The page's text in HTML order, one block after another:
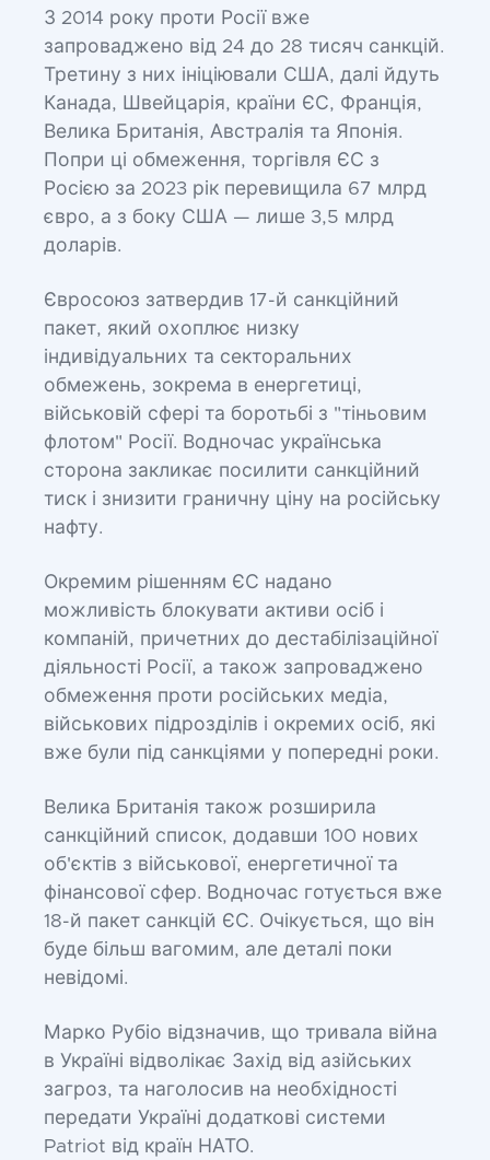
З 2014 року проти Росії вже
запроваджено від 24 до 28 тисяч санкцій.
Третину з них ініціювали США, далі йдуть
Канада, Швейцарія, країни ЄС, Франція,
Велика Британія, Австралія та Японія.
Попри ці обмеження, торгівля ЄС з
Росією за 2023 рік перевищила 67 млрд
євро, а з боку США — лише 3,5 млрд
доларів.
Євросоюз затвердив 17-й санкційний
пакет, який охоплює низку
індивідуальних та секторальних
обмежень, зокрема в енергетиці,
військовій сфері та боротьбі з "тіньовим
флотом" Росії. Водночас українська
сторона закликає посилити санкційний
тиск і знизити граничну ціну на російську
нафту.
Окремим рішенням ЄС надано
можливість блокувати активи осіб і
компаній, причетних до дестабілізаційної
діяльності Росії, а також запроваджено
обмеження проти російських медіа,
військових підрозділів і окремих осіб, які
вже були під санкціями у попередні роки.
Велика Британія також розширила
санкційний список, додавши 100 нових
об'єктів з військової, енергетичної та
фінансової сфер. Водночас готується вже
18-й пакет санкцій ЄС. Очікується, що він
буде більш вагомим, але деталі поки
невідомі.
Марко Рубіо відзначив, що тривала війна
в Україні відволікає Захід від азійських
загроз, та наголосив на необхідності
передати Україні додаткові системи
Patriot від країн НАТО.